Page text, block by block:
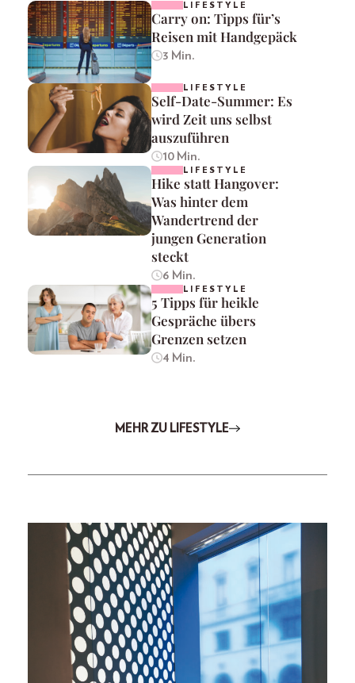
LIFESTYLE
Carry on: Tipps für’s
Reisen mit Handgepäck
3 Min.
LIFESTYLE
Self-Date-Summer: Es
wird Zeit uns selbst
auszuführen
10 Min.
LIFESTYLE
Hike statt Hangover:
Was hinter dem
Wandertrend der
jungen Generation
steckt
6 Min.
LIFESTYLE
5 Tipps für heikle
Gespräche übers
Grenzen setzen
4 Min.
MEHR ZU LIFESTYLE